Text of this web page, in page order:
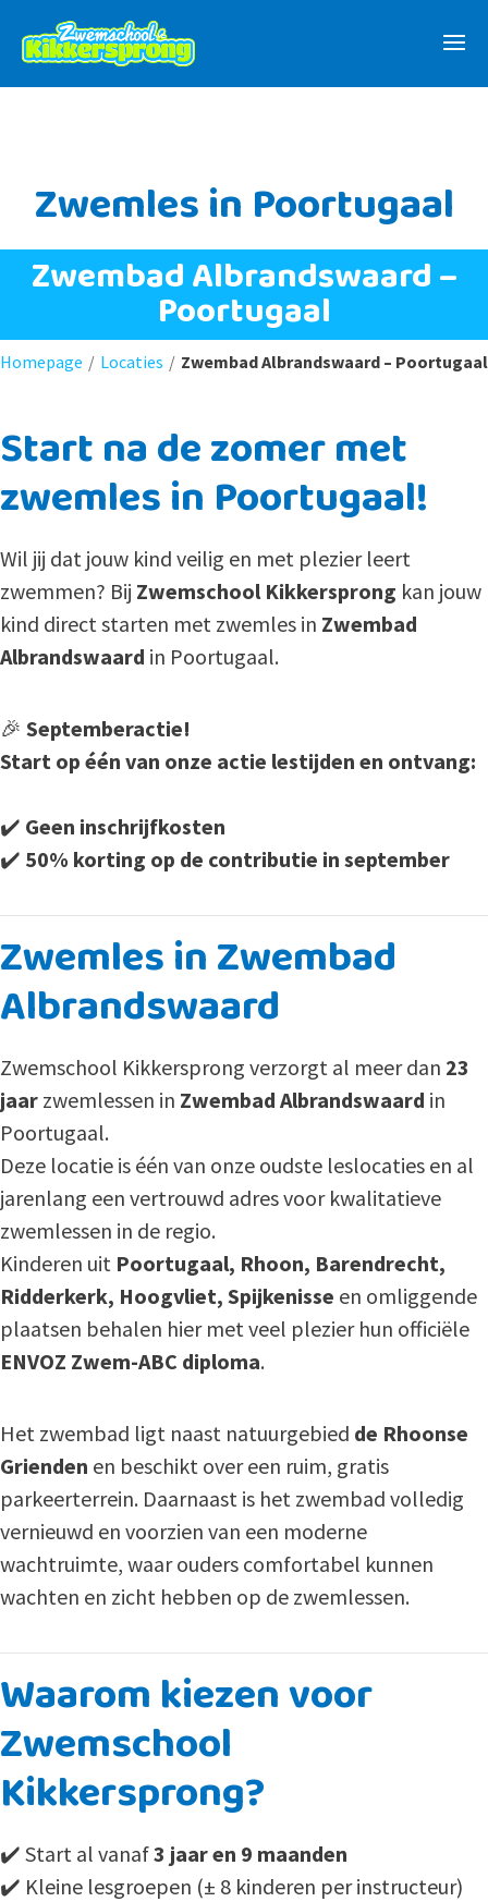
Zwemles in Poortugaal
Zwembad Albrandswaard –
Poortugaal
Homepage / Locaties / Zwembad Albrandswaard – Poortugaal
Start na de zomer met
zwemles in Poortugaal!
Wil jij dat jouw kind veilig en met plezier leert
zwemmen? Bij Zwemschool Kikkersprong kan jouw
kind direct starten met zwemles in Zwembad
Albrandswaard in Poortugaal.
🎉 Septemberactie!
Start op één van onze actie lestijden en ontvang:
✔️ Geen inschrijfkosten
✔️ 50% korting op de contributie in september
Zwemles in Zwembad
Albrandswaard
Zwemschool Kikkersprong verzorgt al meer dan 23
jaar zwemlessen in Zwembad Albrandswaard in
Poortugaal.
Deze locatie is één van onze oudste leslocaties en al
jarenlang een vertrouwd adres voor kwalitatieve
zwemlessen in de regio.
Kinderen uit Poortugaal, Rhoon, Barendrecht,
Ridderkerk, Hoogvliet, Spijkenisse en omliggende
plaatsen behalen hier met veel plezier hun officiële
ENVOZ Zwem-ABC diploma.
Het zwembad ligt naast natuurgebied de Rhoonse
Grienden en beschikt over een ruim, gratis
parkeerterrein. Daarnaast is het zwembad volledig
vernieuwd en voorzien van een moderne
wachtruimte, waar ouders comfortabel kunnen
wachten en zicht hebben op de zwemlessen.
Waarom kiezen voor
Zwemschool
Kikkersprong?
✔️ Start al vanaf3 jaar en 9 maanden
✔️ Kleine lesgroepen (± 8 kinderen per instructeur)